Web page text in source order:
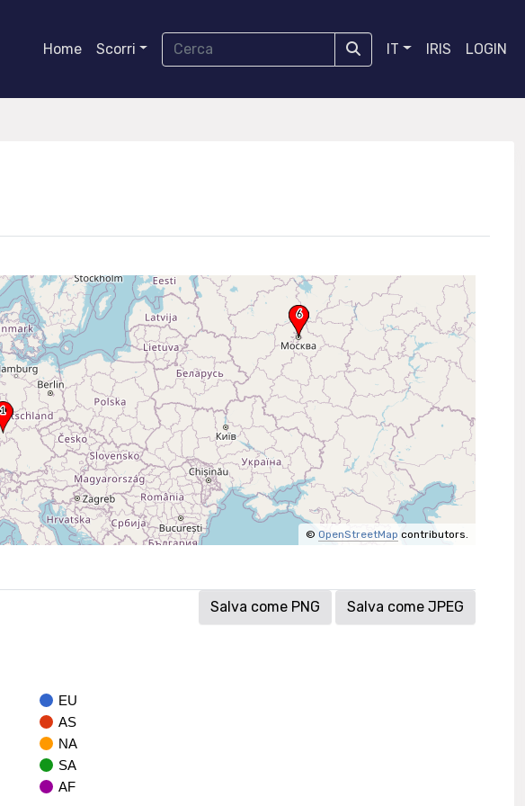
Home Scorri IT IRIS LOGIN
© OpenStreetMap contributors.
Salva come PNG Salva come JPEG
EU
AS
NA
SA
AF